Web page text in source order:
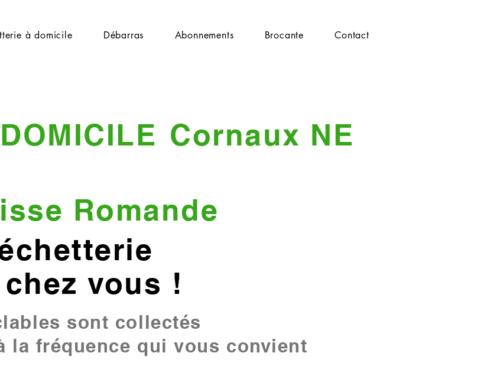
à domicile Débarras Abonnements Brocante Contact
Cornaux NE
Romande
vous !
sont collectés
la fréquence qui vous convient